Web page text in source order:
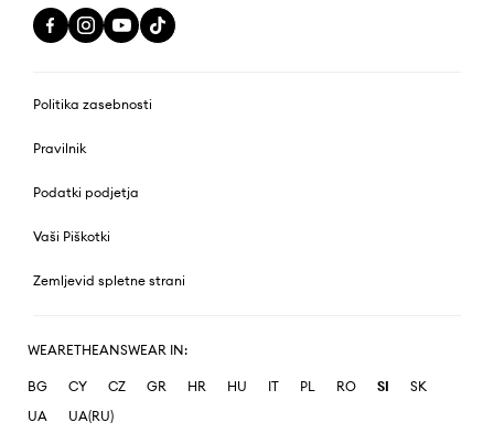
Politika zasebnosti
Pravilnik
Podatki podjetja
Vaši Piškotki
Zemljevid spletne strani
WEARETHEANSWEAR IN:
BG CY CZ GR HR HU IT PL RO SI
SK
UA
UA(RU)